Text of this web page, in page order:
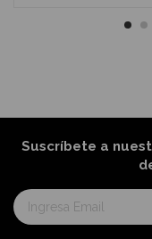
Suscríbete a
Suscríbase
al